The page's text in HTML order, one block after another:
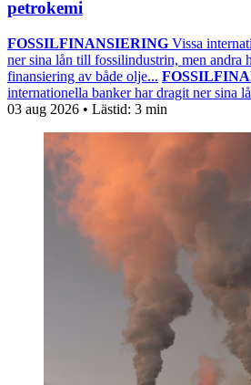
petrokemi
FOSSILFINANSIERING Vissa
ner sina lån till fossilindustrin, men andra
finansiering av både olje...
internationella banker har dragit ner sina
03 aug 2026 • Lästid: 3 min